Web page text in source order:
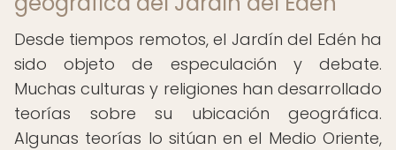
Desde tiempos remotos, el Jardín del Edén ha
sido objeto de especulación y debate.
Muchas culturas y religiones han desarrollado
teorías sobre su ubicación geográfica.
Algunas teorías lo sitúan en el Medio Oriente,